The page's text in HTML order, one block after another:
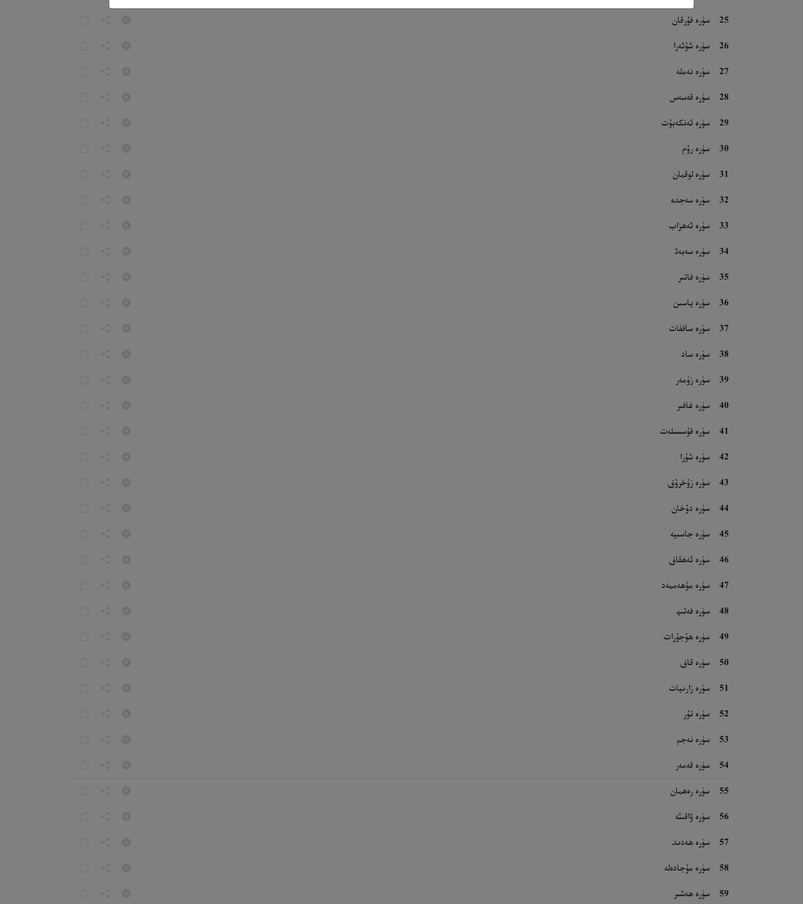
25 سۈرە فۇرقان
26 سۈرە شۇئەرا
27 سۈرە نەملە
28 سۈرە قەسەس
29 سۈرە ئەنكەبۇت
30 سۈرە رۇم
31 سۈرە لوقمان
32 سۈرە سەجدە
33 سۈرە ئەھزاب
34 سۈرە سەبەئ
35 سۈرە فاتىر
36 سۈرە ياسىن
37 سۈرە ساففات
38 سۈرە ساد
39 سۈرە زۈمەر
40 سۈرە غافىر
41 سۈرە فۇسسىلەت
42 سۈرە شۇرا
43 سۈرە زۇخرۇف
44 سۈرە دۇخان
45 سۈرە جاسىيە
46 سۈرە ئەھقاف
47 سۈرە مۇھەممەد
48 سۈرە فەتىھ
49 سۈرە ھۇجۇرات
50 سۈرە قاف
51 سۈرە زارىيات
52 سۈرە تۇر
53 سۈرە نەجم
54 سۈرە قەمەر
55 سۈرە رەھمان
56 سۈرە ۋاقىئە
57 سۈرە ھەدىد
58 سۈرە مۇجادەلە
59 سۈرە ھەشىر